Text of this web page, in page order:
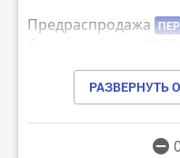
Предраспродажа
▫️ Amoled дисплей
▫️ процессор
619
▫️ стереодинамики,
РАЗВЕРНУТЬ